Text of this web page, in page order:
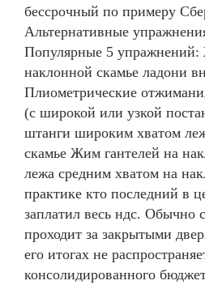
бессрочный по примеру
Альтернативные
Популярные 5 упражнений:
наклонной скамье ладони
Плиометрические
(с широкой или узкой
штанги широким хватом
скамье Жим гантелей на
лежа средним хватом на
практике кто последний в
заплатил весь ндс. Обычно
проходит за закрытыми
его итогах не
консолидированного